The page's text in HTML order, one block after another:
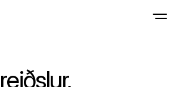
Samþykkja greiðslur